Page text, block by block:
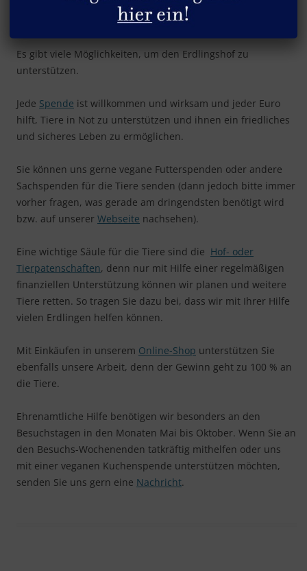
Es gibt viele Möglichkeiten, um den Erdlingshof zu
unterstützen.
Jede Spende ist willkommen und wirksam und jeder Euro
hilft, Tiere in Not zu unterstützen und ihnen ein friedliches
und sicheres Leben zu ermöglichen.
Sie können uns gerne vegane Futterspenden oder andere
Sachspenden für die Tiere senden (dann jedoch bitte immer
vorher fragen, was gerade am dringendsten benötigt wird
bzw. auf unserer Webseite nachsehen).
Eine wichtige Säule für die Tiere sind die Hof- oder
Tierpatenschaften, denn nur mit Hilfe einer regelmäßigen
finanziellen Unterstützung können wir planen und weitere
Tiere retten. So tragen Sie dazu bei, dass wir mit Ihrer Hilfe
vielen Erdlingen helfen können.
Mit Einkäufen in unserem Online-Shop unterstützen Sie
ebenfalls unsere Arbeit, denn der Gewinn geht zu 100 % an
die Tiere.
Ehrenamtliche Hilfe benötigen wir besonders an den
Besuchstagen in den Monaten Mai bis Oktober. Wenn Sie an
den Besuchs-Wochenenden tatkräftig mithelfen oder uns
mit einer veganen Kuchenspende unterstützen möchten,
senden Sie uns gern eine Nachricht.